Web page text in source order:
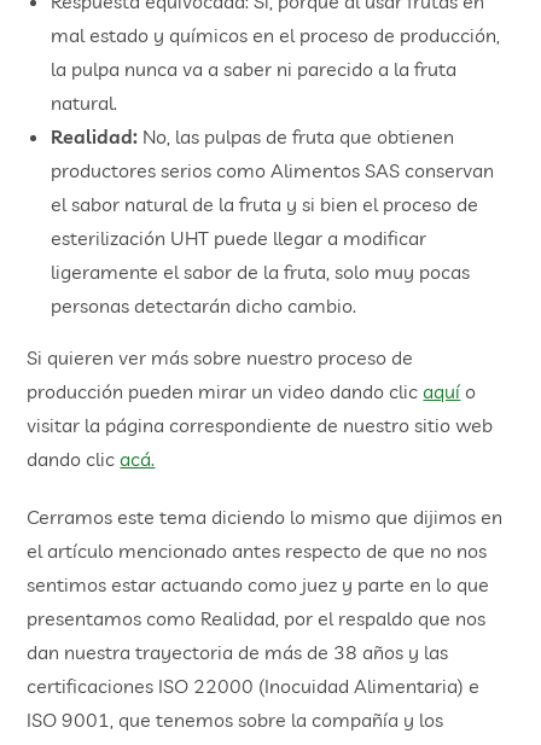
mal estado y químicos en el proceso de producción,
la pulpa nunca va a saber ni parecido a la fruta
natural.
Realidad: No, las pulpas de fruta que obtienen
productores serios como Alimentos SAS conservan
el sabor natural de la fruta y si bien el proceso de
esterilización UHT puede llegar a modificar
ligeramente el sabor de la fruta, solo muy pocas
personas detectarán dicho cambio.
Si quieren ver más sobre nuestro proceso de
producción pueden mirar un video dando clicaquí o
visitar la página correspondiente de nuestro sitio web
dando clicacá.
Cerramos este tema diciendo lo mismo que dijimos en
el artículo mencionado antes respecto de que no nos
sentimos estar actuando como juez y parte en lo que
presentamos como Realidad, por el respaldo que nos
dan nuestra trayectoria de más de 38 años y las
certificaciones ISO 22000 (Inocuidad Alimentaria) e
ISO 9001, que tenemos sobre la compañía y los